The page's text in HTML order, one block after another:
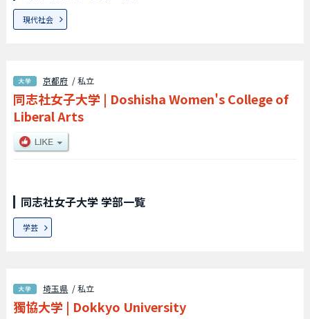
現代社会
京都府 / 私立
同志社女子大学 | Doshisha Women's College of
Liberal Arts
同志社女子大学 学部一覧
学芸
埼玉県 / 私立
獨協大学 | Dokkyo University